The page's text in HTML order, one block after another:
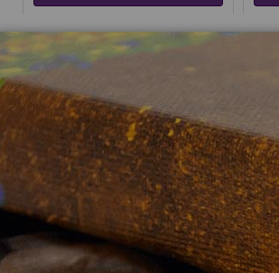
Gänseblümchen